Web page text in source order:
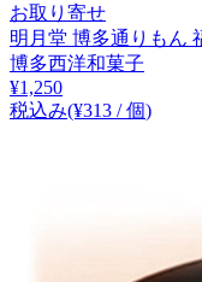
お取り寄せ
明月堂 博多通りもん
博多西洋和菓子
¥1,250
税込み(¥313 / 個)